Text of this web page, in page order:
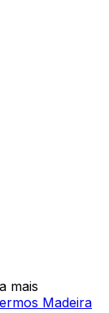
mais
Madeira